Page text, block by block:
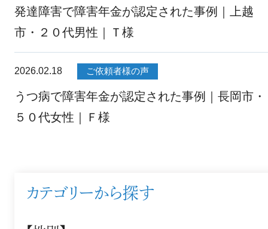
発達障害で障害年金が認定された事例｜上越
市・２０代男性｜Ｔ様
2026.02.18 ご依頼者様の声
うつ病で障害年金が認定された事例｜長岡市・
５０代女性｜Ｆ様
カテゴリーから探す